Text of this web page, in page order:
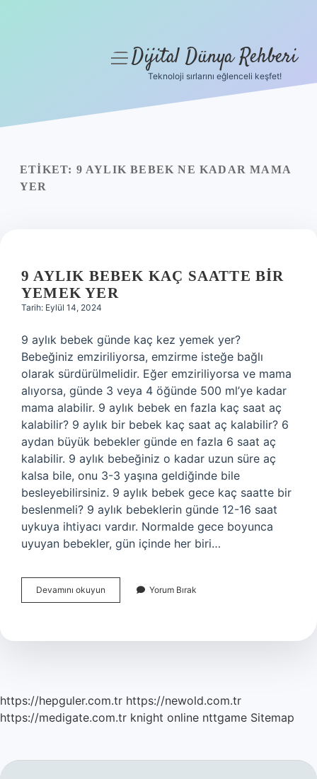
Yasal Uyarı
menüyüDijital Dünya Rehberi
Teknoloji sırlarını eğlenceli keşfet!
ETIKET: 9 AYLIK BEBEK NE KADAR MAMA
YER
9 AYLIK BEBEK KAÇ SAATTE BIR
YEMEK YER
Tarih: Eylül 14, 2024
9 aylık bebek günde kaç kez yemek yer?
Bebeğiniz emziriliyorsa, emzirme isteğe bağlı
olarak sürdürülmelidir. Eğer emziriliyorsa ve mama
alıyorsa, günde 3 veya 4 öğünde 500 ml’ye kadar
mama alabilir. 9 aylık bebek en fazla kaç saat aç
kalabilir? 9 aylık bir bebek kaç saat aç kalabilir? 6
aydan büyük bebekler günde en fazla 6 saat aç
kalabilir. 9 aylık bebeğiniz o kadar uzun süre aç
kalsa bile, onu 3-3 yaşına geldiğinde bile
besleyebilirsiniz. 9 aylık bebek gece kaç saatte bir
beslenmeli? 9 aylık bebeklerin günde 12-16 saat
uykuya ihtiyacı vardır. Normalde gece boyunca
uyuyan bebekler, gün içinde her biri…
Devamını okuyun
Aylık
Saatte
Yorum Bırak
https://hepguler.com.tr https://newold.com.tr
https://medigate.com.tr knight online nttgame Sitemap